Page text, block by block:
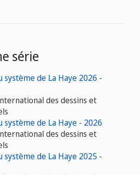
série
système de La Haye 2026 -
des dessins et
système de La Haye - 2026
des dessins et
système de La Haye 2025 -